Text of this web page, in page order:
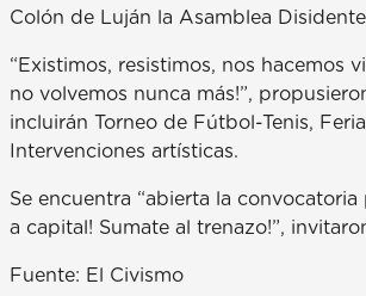
Colón de Luján la Asamblea
“Existimos, resistimos, nos hacemos
no volvemos nunca más!”,
incluirán Torneo de Fútbol-Tenis,
Intervenciones artísticas.
Se encuentra “abierta la
a capital! Sumate al trenazo!”,
Fuente: El Civismo